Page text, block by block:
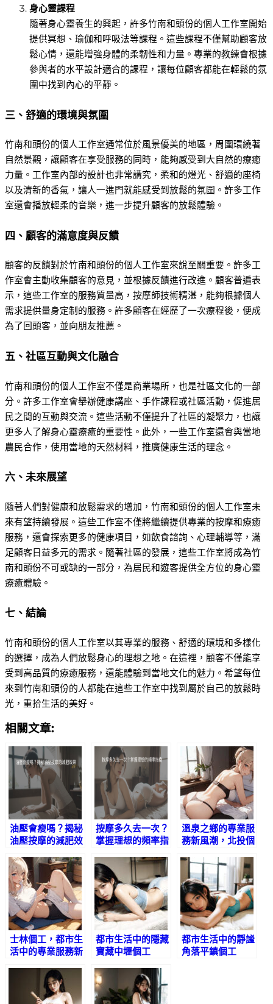
身心靈課程
隨著身心靈養生的興起，許多竹南和頭份的個人工作室開始
提供冥想、瑜伽和呼吸法等課程。這些課程不僅幫助顧客放
鬆心情，還能增強身體的柔韌性和力量。專業的教練會根據
參與者的水平設計適合的課程，讓每位顧客都能在輕鬆的氛
圍中找到內心的平靜。
三、舒適的環境與氛圍
竹南和頭份的個人工作室通常位於風景優美的地區，周圍環繞著
自然景觀，讓顧客在享受服務的同時，能夠感受到大自然的療癒
力量。工作室內部的設計也非常講究，柔和的燈光、舒適的座椅
以及清新的香氣，讓人一進門就能感受到放鬆的氛圍。許多工作
室還會播放輕柔的音樂，進一步提升顧客的放鬆體驗。
四、顧客的滿意度與反饋
顧客的反饋對於竹南和頭份的個人工作室來說至關重要。許多工
作室會主動收集顧客的意見，並根據反饋進行改進。顧客普遍表
示，這些工作室的服務質量高，按摩師技術精湛，能夠根據個人
需求提供量身定制的服務。許多顧客在經歷了一次療程後，便成
為了回頭客，並向朋友推薦。
五、社區互動與文化融合
竹南和頭份的個人工作室不僅是商業場所，也是社區文化的一部
分。許多工作室會舉辦健康講座、手作課程或社區活動，促進居
民之間的互動與交流。這些活動不僅提升了社區的凝聚力，也讓
更多人了解身心靈療癒的重要性。此外，一些工作室還會與當地
農民合作，使用當地的天然材料，推廣健康生活的理念。
六、未來展望
隨著人們對健康和放鬆需求的增加，竹南和頭份的個人工作室未
來有望持續發展。這些工作室不僅將繼續提供專業的按摩和療癒
服務，還會探索更多的健康項目，如飲食諮詢、心理輔導等，滿
足顧客日益多元的需求。隨著社區的發展，這些工作室將成為竹
南和頭份不可或缺的一部分，為居民和遊客提供全方位的身心靈
療癒體驗。
七、結論
竹南和頭份的個人工作室以其專業的服務、舒適的環境和多樣化
的選擇，成為人們放鬆身心的理想之地。在這裡，顧客不僅能享
受到高品質的療癒服務，還能體驗到當地文化的魅力。希望每位
來到竹南和頭份的人都能在這些工作室中找到屬於自己的放鬆時
光，重拾生活的美好。
相關文章:
油壓會瘦嗎？揭秘
油壓按摩的減肥效
按摩多久去一次？
掌握理想的頻率指
溫泉之鄉的專業服
務新風潮，北投個
士林個工，都市生
活中的專業服務新
都市生活中的隱藏
寶藏中壢個工
都市生活中的靜謐
角落平鎮個工